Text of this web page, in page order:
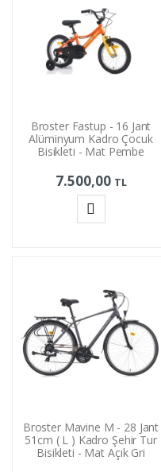
Broster Fastup - 16 Jant
Alüminyum Kadro Çocuk
Bisikleti - Mat Pembe
7.500,00 TL
Broster Mavine M - 28 Jant
51cm ( L ) Kadro Şehir Tur
Bisikleti - Mat Açık Gri